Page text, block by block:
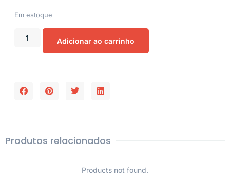
Em estoque
Adicionar ao carrinho
Produtos relacionados
Products not found.